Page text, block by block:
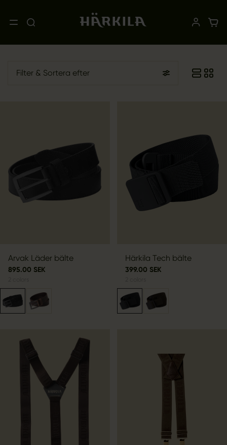
Filter & Sortera efter
Arvak Läder bälte
895.00 SEK
Härkila Tech bälte
399.00 SEK